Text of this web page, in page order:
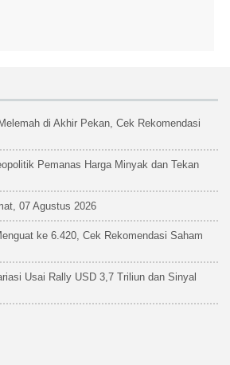
di Akhir Pekan, Cek Rekomendasi
Pemanas Harga Minyak dan Tekan
07 Agustus 2026
ke 6.420, Cek Rekomendasi Saham
Usai Rally USD 3,7 Triliun dan Sinyal